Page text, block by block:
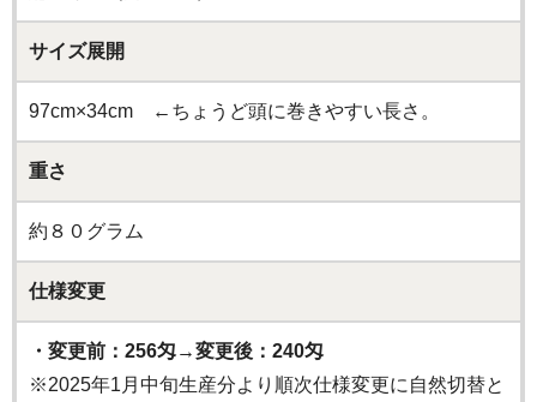
サイズ展開
97cm×34cm ←ちょうど頭に巻きやすい長さ。
重さ
約８０グラム
仕様変更
・変更前：256匁→変更後：240匁
※2025年1月中旬生産分より順次仕様変更に自然切替と